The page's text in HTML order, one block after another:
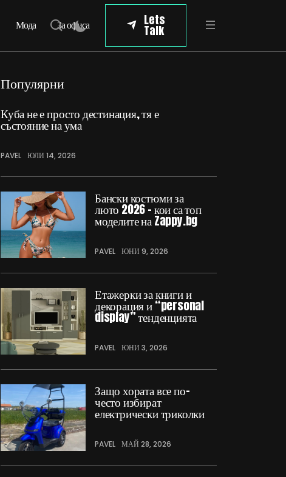
Мода За офиса Lets
Talk
Популярни
Куба не е просто дестинация, тя е
състояние на ума
PAVEL ЮЛИ 14, 2026
Бански костюми за
люто 2026 – кои са топ
моделите на Zappy.bg
PAVEL ЮНИ 9, 2026
Етажерки за книги и
декорация и “personal
display” тенденцията
PAVEL ЮНИ 3, 2026
Защо хората все по-
често избират
електрически триколки
PAVEL МАЙ 28, 2026